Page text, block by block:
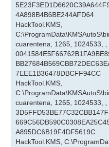
4A898B4B6BE244AFD64
HackTool.KMS,
cuarentena, 1265, 1024533, ,
7EEE1B36478DBCFF94CC
HackTool.KMS,
cuarentena, 1265, 1024533, ,
A895DC6B19F4DF5619C
HackTool.KMS,